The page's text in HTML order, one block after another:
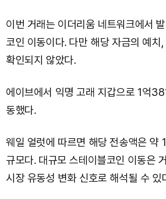
이번 거래는 이더리움 네트워크에서
코인 이동이다. 다만 해당 자금의 예치
확인되지 않았다.
에이브에서 익명 고래 지갑으로 1억
동했다.
웨일 얼럿에 따르면 해당 전송액은
규모다. 대규모 스테이블코인 이동은
시장 유동성 변화 신호로 해석될 수 있